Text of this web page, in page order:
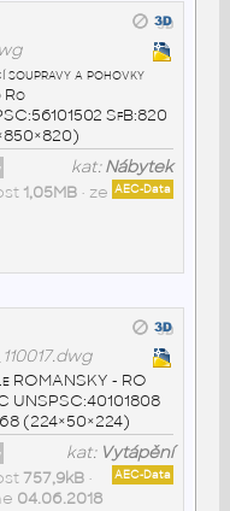
soupravy a pohovky
Ro
SfB:820
kat:Nábytek
AEC-Data
1,05MB• ze
ROMANSKY - RO
UNSPSC:40101808
(224×50×224)
kat: Vytápění
AEC-Data
757,9kB•
04.06.2018